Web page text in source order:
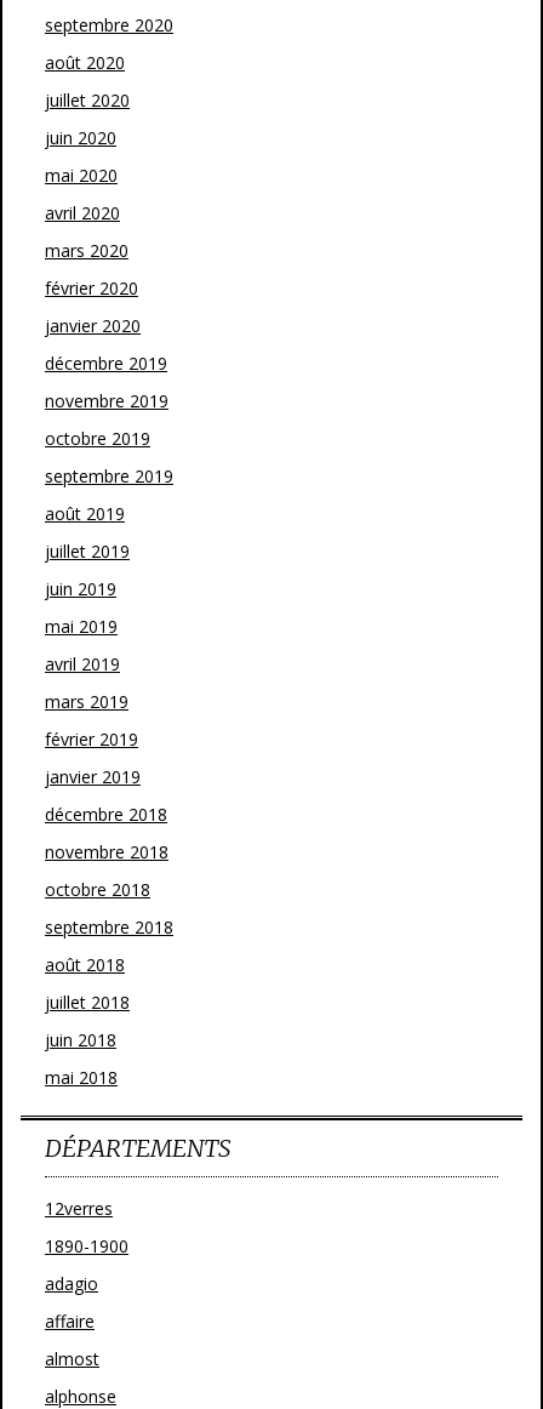
septembre 2020
août 2020
juillet 2020
juin 2020
mai 2020
avril 2020
mars 2020
février 2020
janvier 2020
décembre 2019
novembre 2019
octobre 2019
septembre 2019
août 2019
juillet 2019
juin 2019
mai 2019
avril 2019
mars 2019
février 2019
janvier 2019
décembre 2018
novembre 2018
octobre 2018
septembre 2018
août 2018
juillet 2018
juin 2018
mai 2018
DÉPARTEMENTS
12verres
1890-1900
adagio
affaire
almost
alphonse